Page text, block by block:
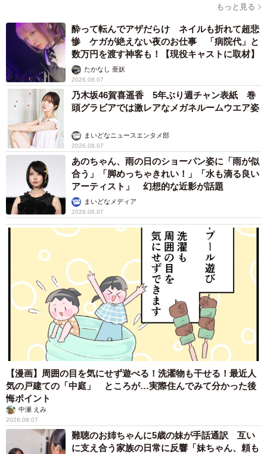
と、里親さん家族の愛情を感じ取り「ここが私の『ずっと
のお家』なのね」と、ソファでくつろぐ姿を見せるように
なりました。
5/6
里親希望者さん家族の愛情を受けて、やがてさくらはリラックスするよ
うになりました
「大好きな散歩に、遠慮なく連れていってもらっ
てね」
現在、さくらは温かい家庭の愛情に包まれながらスクスク
のんびり過ごしているようです。
もっと見る
酔って転んでアザだらけ ネイルも折れて超悲
惨 ケガが絶えない夜のお仕事 「病院代」と
数万円を渡す神客も！【現役キャストに取材】
たかなし 亜妖
2026.08.07
乃木坂46賀喜遥香 5年ぶり週チャン表紙 巻
頭グラビアでは激レアなメガネルームウエア姿
まいどなニュースエンタメ部
2026.08.07
あのちゃん、雨の日のショーパン姿に「雨が似
合う」「脚めっちゃきれい！」「水も滴る良い
アーティスト」 幻想的な近影が話題
まいどなメディア
2026.08.07
【漫画】周囲の目を気にせず遊べる！洗濯物も干せる！最近人
気の戸建ての「中庭」 ところが…実際住んでみて分かった後
悔ポイント
中瀬 えみ
2026.08.07
難聴のお姉ちゃんに5歳の妹が手話通訳 互い
に支え合う家族の日常に反響「妹ちゃん、頼も